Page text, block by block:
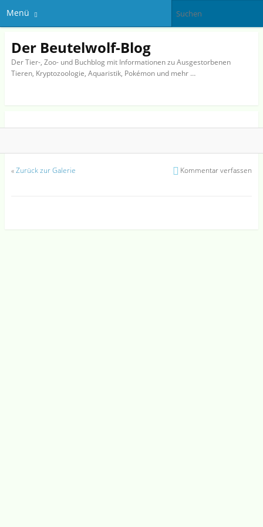
Menü
Der Beutelwolf-Blog
Der Tier-, Zoo- und Buchblog mit Informationen zu Ausgestorbenen
Tieren, Kryptozoologie, Aquaristik, Pokémon und mehr …
«Zurück zur Galerie Kommentar verfassen